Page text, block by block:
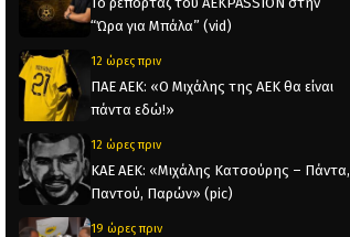
“Ώρα για Μπάλα” (vid)
12 ώρες πριν
ΠΑΕ ΑΕΚ: «Ο Μιχάλης της ΑΕΚ θα είναι
πάντα εδώ!»
12 ώρες πριν
KAE AEK: «Μιχάλης Κατσούρης – Πάντα,
Παντού, Παρών» (pic)
19 ώρες πριν